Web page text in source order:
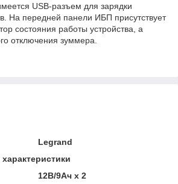
USB-разъем для зарядки
На передней панели ИБП присутствует
состояния работы устройства, а
отключения зуммера.
Legrand
12В/9Ач х 2